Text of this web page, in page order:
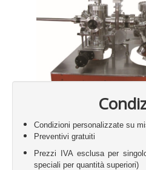
Vedi Documenti relativi alla e-
View GDPR Documents
Cookie Name
Condizioni personalizzate su
Preventivi gratuiti
Prezzi IVA esclusa per
speciali per quantità superiori)